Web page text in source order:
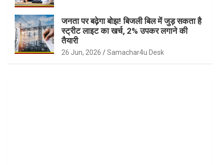
जनता पर बढ़ेगा बोझ! बिजली बिल में जुड़ सकता है
स्ट्रीट लाइट का खर्च, 2% उपकर लगाने की
तैयारी
26 Jun, 2026 Samachar4u Desk